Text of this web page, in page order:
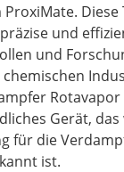
ProxiMate.
und
und
chemischen
Rotavapor
Gerät, das
für die
ist.